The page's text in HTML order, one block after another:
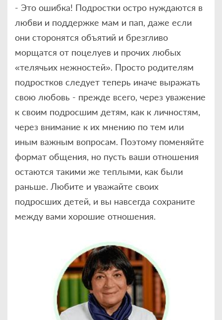
- Это ошибка! Подростки остро нуждаются в
любви и поддержке мам и пап, даже если
они сторонятся объятий и брезгливо
морщатся от поцелуев и прочих любых
«телячьих нежностей». Просто родителям
подростков следует теперь иначе выражать
свою любовь - прежде всего, через уважение
к своим подросшим детям, как к личностям,
через внимание к их мнению по тем или
иным важным вопросам. Поэтому поменяйте
формат общения, но пусть ваши отношения
остаются такими же теплыми, как были
раньше. Любите и уважайте своих
подросших детей, и вы навсегда сохраните
между вами хорошие отношения.